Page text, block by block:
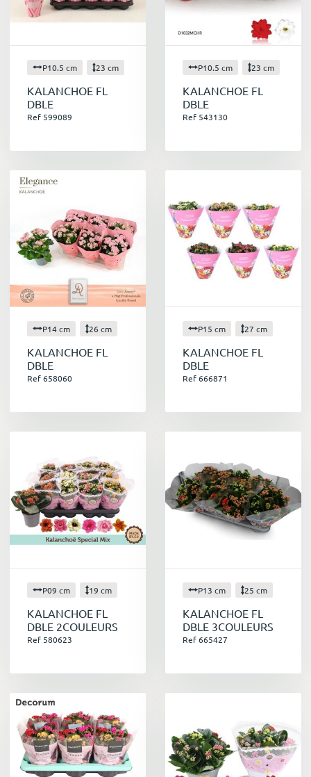
P10.5 cm 23 cm
KALANCHOE FL
DBLE
Ref 599089
P10.5 cm 23 cm
KALANCHOE FL
DBLE
Ref 543130
P14 cm 26 cm
KALANCHOE FL
DBLE
Ref 658060
P15 cm 27 cm
KALANCHOE FL
DBLE
Ref 666871
P09 cm 19 cm
KALANCHOE FL
DBLE 2COULEURS
Ref 580623
P13 cm 25 cm
KALANCHOE FL
DBLE 3COULEURS
Ref 665427